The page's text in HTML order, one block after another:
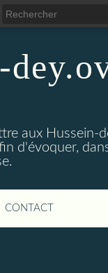
aux Hussein-
d'évoquer,
CONTACT